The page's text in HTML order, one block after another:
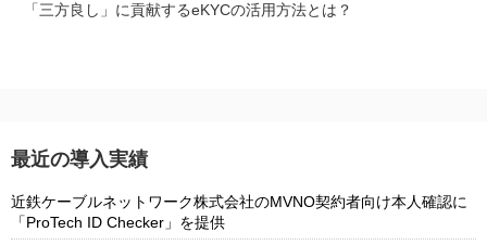
「三方良し」に貢献するeKYCの活用方法とは？
最近の導入実績
近鉄ケーブルネットワーク株式会社のMVNO契約者向け本人確認に
「ProTech ID Checker」を提供